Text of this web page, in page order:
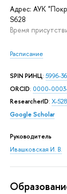
Адрес: АУК
S628
Время
Расписание
SPIN РИНЦ: 5996-
ORCID: 0000-
ResearcherID: X-
Google Scholar
Руководитель
Ивашковская И. В.